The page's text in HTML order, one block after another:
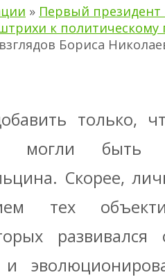
» Первый президент
к политическому
Бориса
только,
могли быть
Скорее,
тех
и